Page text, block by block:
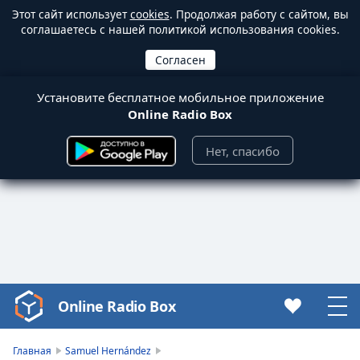
Этот сайт используетcookies. Продолжая работу с сайтом, вы
соглашаетесь с нашей политикой использования cookies.
Установите бесплатное мобильное приложение
Online Radio Box
Нет, спасибо
Video
Player
Online Radio Box
Главная
Samuel Hernández